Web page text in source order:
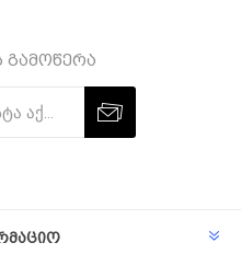
გამოწერა